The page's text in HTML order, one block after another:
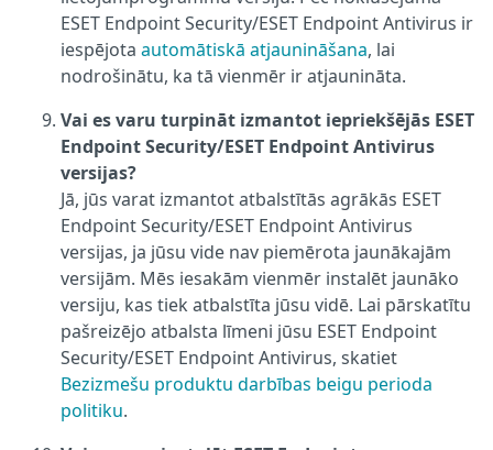
ESET Endpoint Security/ESET Endpoint Antivirus ir
iespējota automātiskā atjaunināšana, lai
nodrošinātu, ka tā vienmēr ir atjaunināta.
Vai es varu turpināt izmantot iepriekšējās ESET
Endpoint Security/ESET Endpoint Antivirus
versijas?
Jā, jūs varat izmantot atbalstītās agrākās ESET
Endpoint Security/ESET Endpoint Antivirus
versijas, ja jūsu vide nav piemērota jaunākajām
versijām. Mēs iesakām vienmēr instalēt jaunāko
versiju, kas tiek atbalstīta jūsu vidē. Lai pārskatītu
pašreizējo atbalsta līmeni jūsu ESET Endpoint
Security/ESET Endpoint Antivirus, skatiet
Bezizmešu produktu darbības beigu perioda
politiku.